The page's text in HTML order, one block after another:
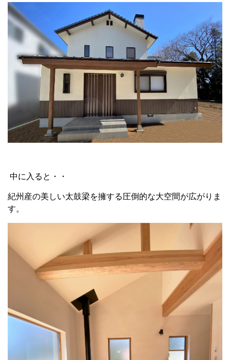
中に入ると・・
紀州産の美しい太鼓梁を擁する圧倒的な大空間が広がりま
す。